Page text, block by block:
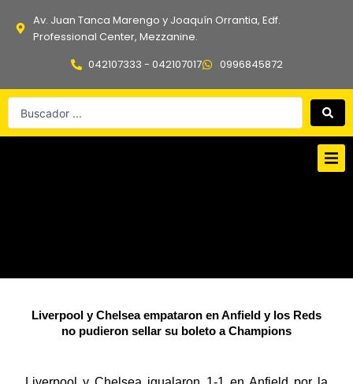
Av. Juan Tanca Marengo y Joaquín Orrantia, Edf.
Professional Center, Mezzanine.
042107333 - 042107017
0996845872
Search
Liverpool y Chelsea empataron en Anfield y los Reds
no pudieron sellar su boleto a Champions